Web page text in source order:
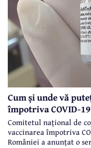
Cum și unde vă
împotriva COVID-19
Comitetul național de
vaccinarea împotriva
României a anunțat o